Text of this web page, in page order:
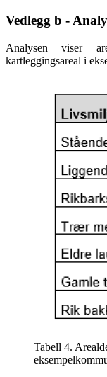
Vedlegg b -
Analysen viser
kartleggingsareal i
Tabell 4.